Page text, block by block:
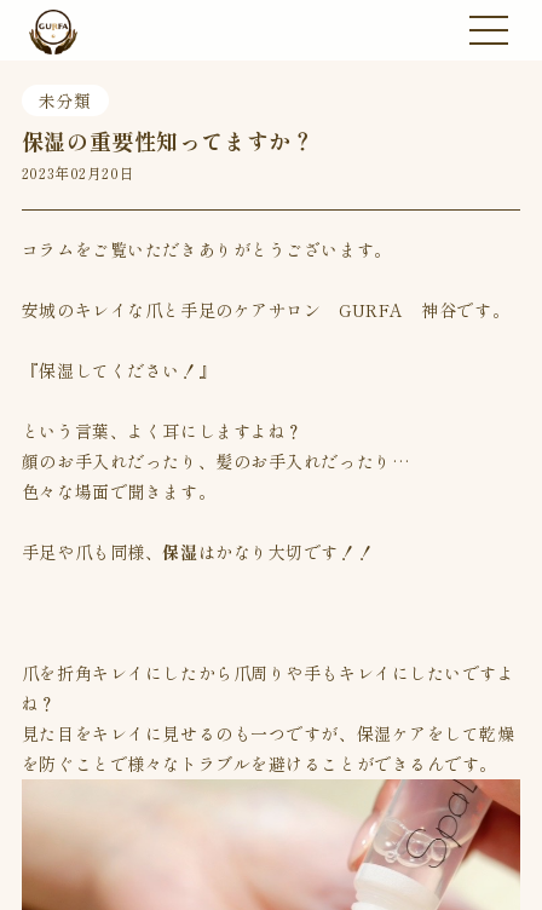
未分類
保湿の重要性知ってますか？
2023年02月20日
コラムをご覧いただきありがとうございます。
安城のキレイな爪と手足のケアサロン GURFA 神谷です。
『保湿してください！』
という言葉、よく耳にしますよね？
顔のお手入れだったり、髪のお手入れだったり…
色々な場面で聞きます。
手足や爪も同様、保湿 はかなり大切です！！
爪を折角キレイにしたから爪周りや手もキレイにしたいですよ
ね？
見た目をキレイに見せるのも一つですが、保湿ケアをして乾燥
を防ぐことで様々なトラブルを避けることができるんです。